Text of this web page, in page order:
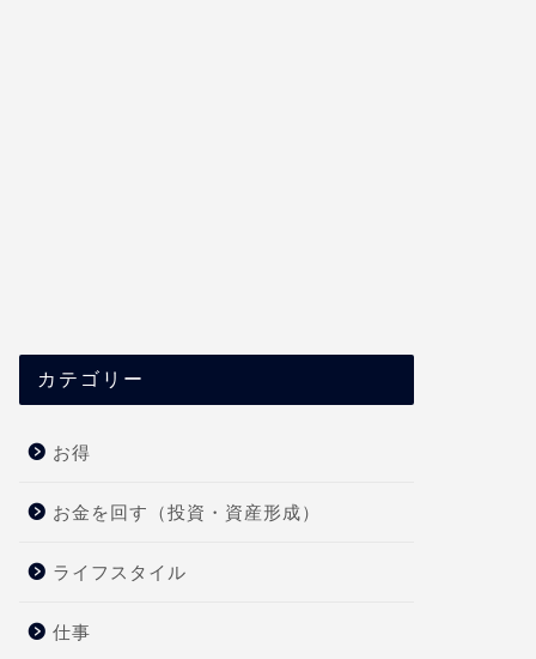
カテゴリー
お得
お金を回す（投資・資産形成）
ライフスタイル
仕事